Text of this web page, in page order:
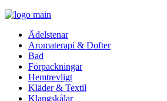
Ädelstenar
Aromaterapi & Dofter
Bad
Förpackningar
Hemtrevligt
Kläder & Textil
Klangskålar